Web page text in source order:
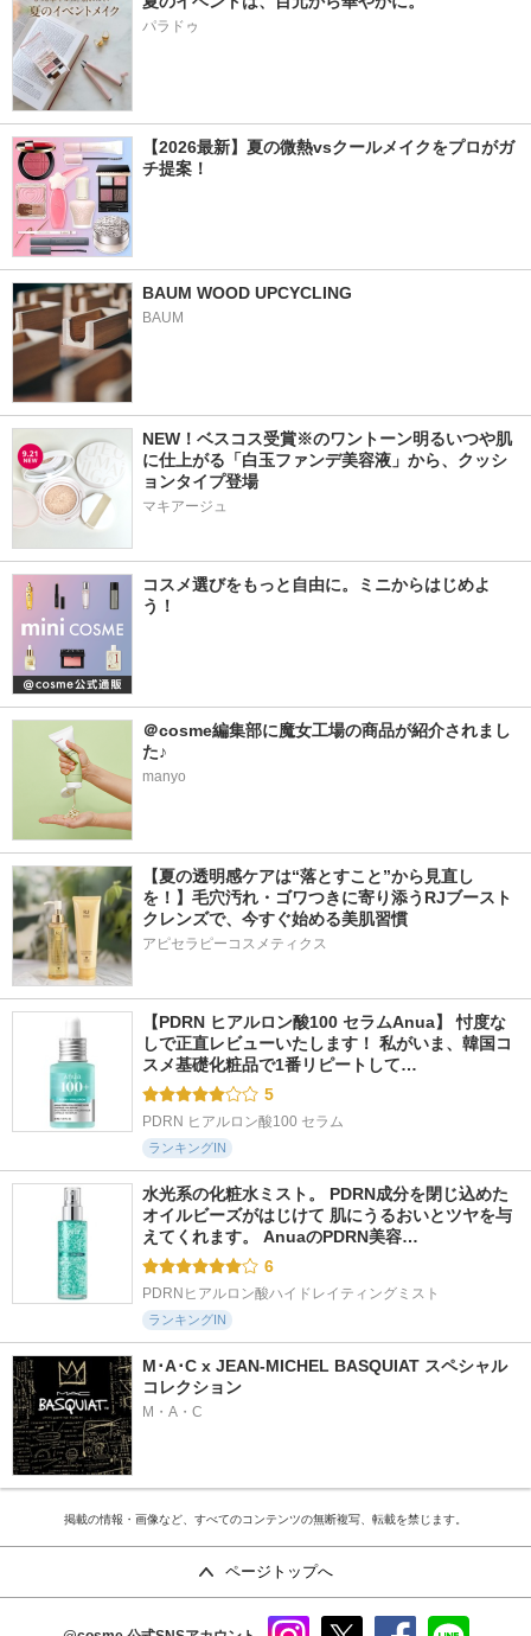
パラドゥ
【2026最新】夏の微熱vsクールメイクをプロがガ
チ提案！
BAUM WOOD UPCYCLING
BAUM
NEW！ベスコス受賞※のワントーン明るいつや肌
に仕上がる「白玉ファンデ美容液」から、クッシ
ョンタイプ登場
マキアージュ
コスメ選びをもっと自由に。ミニからはじめよ
う！
＠cosme編集部に魔女工場の商品が紹介されまし
た♪
manyo
【夏の透明感ケアは“落とすこと”から見直し
を！】毛穴汚れ・ゴワつきに寄り添うRJブースト
クレンズで、今すぐ始める美肌習慣
アピセラピーコスメティクス
【PDRN ヒアルロン酸100 セラムAnua】 忖度な
しで正直レビューいたします！ 私がいま、韓国コ
スメ基礎化粧品で1番リピートして…
5
PDRN ヒアルロン酸100 セラム
ランキングIN
水光系の化粧水ミスト。 PDRN成分を閉じ込めた
オイルビーズがはじけて 肌にうるおいとツヤを与
えてくれます。 AnuaのPDRN美容…
6
PDRNヒアルロン酸ハイドレイティングミスト
ランキングIN
M･A･C x JEAN-MICHEL BASQUIAT スペシャル
コレクション
M・A・C
掲載の情報・画像など、すべてのコンテンツの無断複写、転載を禁じます。
ページトップへ